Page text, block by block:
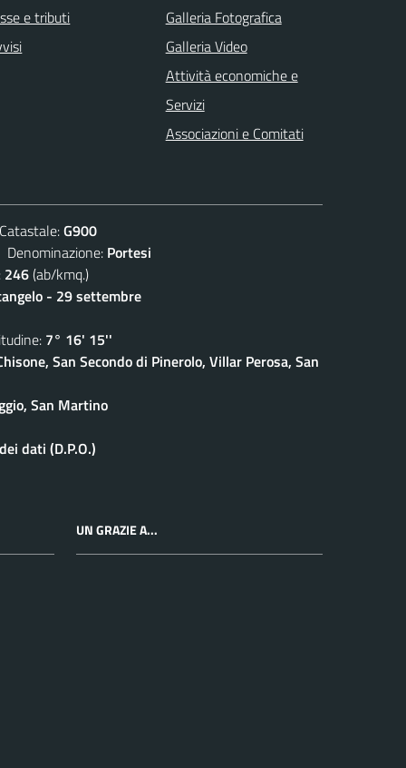
e tributi
Galleria Fotografica
Galleria Video
Attività economiche e
Servizi
Associazioni e Comitati
G900
Portesi
246(ab/kmq.)
- 29 settembre
7° 16' 15''
San Secondo di Pinerolo, Villar Perosa, San
San Martino
dati (D.P.O.)
UN GRAZIE A...